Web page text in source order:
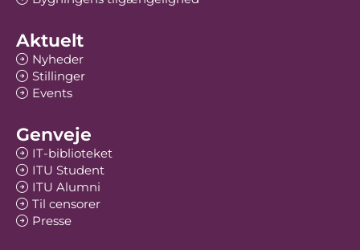
Aktuelt
Nyheder
Stillinger
Events
Genveje
IT-biblioteket
ITU Student
ITU Alumni
Til censorer
Presse